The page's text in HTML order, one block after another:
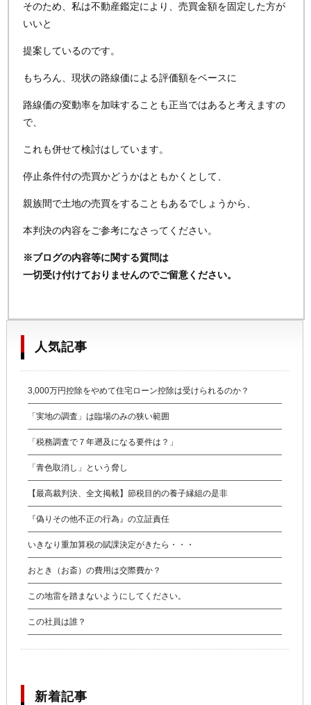
そのため、私は不動産鑑定により、売買金額を固定した方が
いいと
提案しているのです。
もちろん、現状の路線価による評価額をベースに
路線価の変動率を加味することも正当ではあると考えますの
で、
これも併せて検討はしています。
停止条件付の売買かどうかはともかくとして、
親族間で土地の売買をすることもあるでしょうから、
本判決の内容をご参考になさってください。
※ブログの内容等に関する質問は
一切受け付けておりませんのでご留意ください。
人気記事
3,000万円控除をやめて住宅ローン控除は受けられるのか？
「実地の調査」は臨場のみの狭い範囲
「税務調査で７年遡及になる要件は？」
「青色取消し」という脅し
【最高裁判決、全文掲載】節税目的の養子縁組の是非
『偽りその他不正の行為』の立証責任
いきなり重加算税の賦課決定がきたら・・・
おとき（お斎）の費用は交際費か？
この地雷を踏まないようにしてください。
この社員は誰？
新着記事